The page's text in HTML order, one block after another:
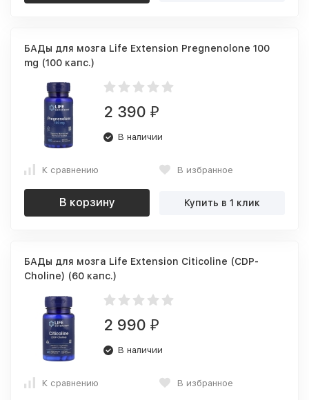
БАДы для мозга Life Extension Pregnenolone 100
mg (100 капс.)
2 390 ₽
В наличии
К сравнению В избранное
В корзину Купить в 1 клик
БАДы для мозга Life Extension Citicoline (CDP-
Choline) (60 капс.)
2 990 ₽
В наличии
К сравнению В избранное